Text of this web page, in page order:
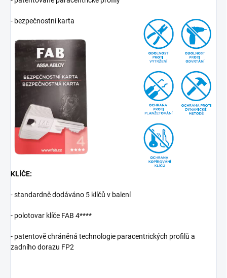
- bezpečnostní karta
KLÍČE:
- standardně dodáváno 5 klíčů v balení
- polotovar klíče FAB 4****
- patentově chráněná technologie paracentrických profilů a
zadního dorazu FP2